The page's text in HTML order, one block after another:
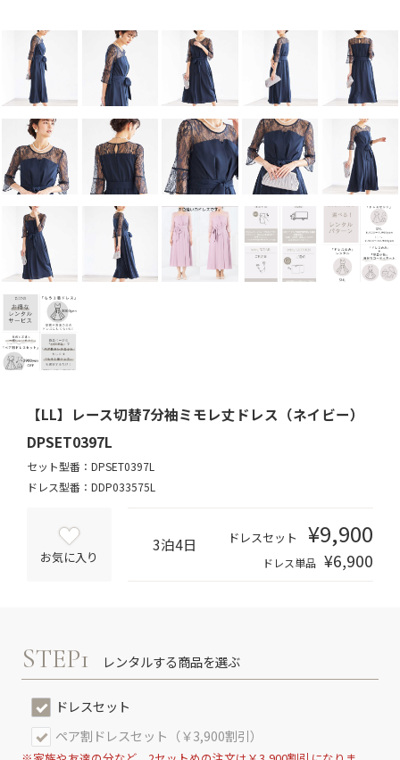
【LL】レース切替7分袖ミモレ丈ドレス（ネイビー）
DPSET0397L
セット型番：DPSET0397L
ドレス型番：DDP033575L
お気に入り
3泊4日 ドレスセット ¥9,900
ドレス単品 ¥6,900
STEP1 レンタルする商品を選ぶ
ドレスセット
ペア割ドレスセット（￥3,900割引）